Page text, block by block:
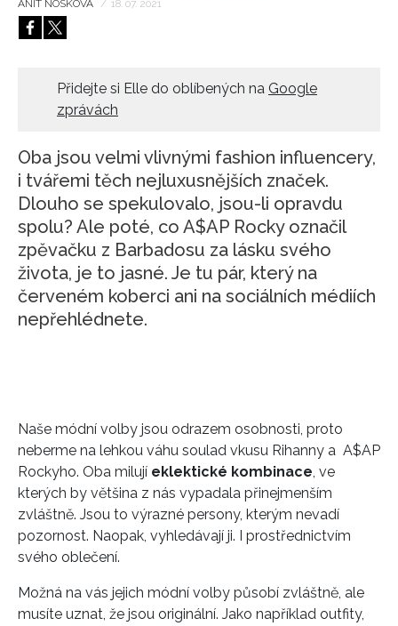
HOME
ANIT NOSKOVÁ / 18. 07. 2021
Přidejte si Elle do oblíbených na Google
zprávách
Oba jsou velmi vlivnými fashion influencery,
i tvářemi těch nejluxusnějších značek.
Dlouho se spekulovalo, jsou-li opravdu
spolu? Ale poté, co A$AP Rocky označil
zpěvačku z Barbadosu za lásku svého
života, je to jasné. Je tu pár, který na
červeném koberci ani na sociálních médiích
nepřehlédnete.
Naše módní volby jsou odrazem osobnosti, proto
neberme na lehkou váhu soulad vkusu Rihanny a A$AP
Rockyho. Oba milují eklektické kombinace, ve
kterých by většina z nás vypadala přinejmenším
zvláštně. Jsou to výrazné persony, kterým nevadí
pozornost. Naopak, vyhledávají ji. I prostřednictvím
svého oblečení.
Možná na vás jejich módní volby působí zvláštně, ale
musíte uznat, že jsou originální. Jako například outfity,